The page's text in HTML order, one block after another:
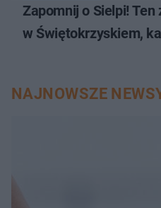
Zapomnij o Sielpi!
w Świętokrzyskiem,
NAJNOWSZE